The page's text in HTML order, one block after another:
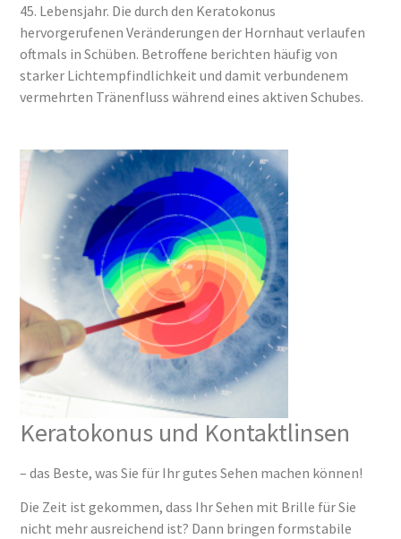
45. Lebensjahr. Die durch den Keratokonus
hervorgerufenen Veränderungen der Hornhaut verlaufen
oftmals in Schüben. Betroffene berichten häufig von
starker Lichtempfindlichkeit und damit verbundenem
vermehrten Tränenfluss während eines aktiven Schubes.
Keratokonus und Kontaktlinsen
– das Beste, was Sie für Ihr gutes Sehen machen können!
Die Zeit ist gekommen, dass Ihr Sehen mit Brille für Sie
nicht mehr ausreichend ist? Dann bringen formstabile